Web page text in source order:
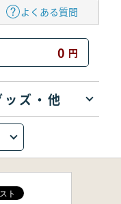
よくある質問
0 円
ッズ・他